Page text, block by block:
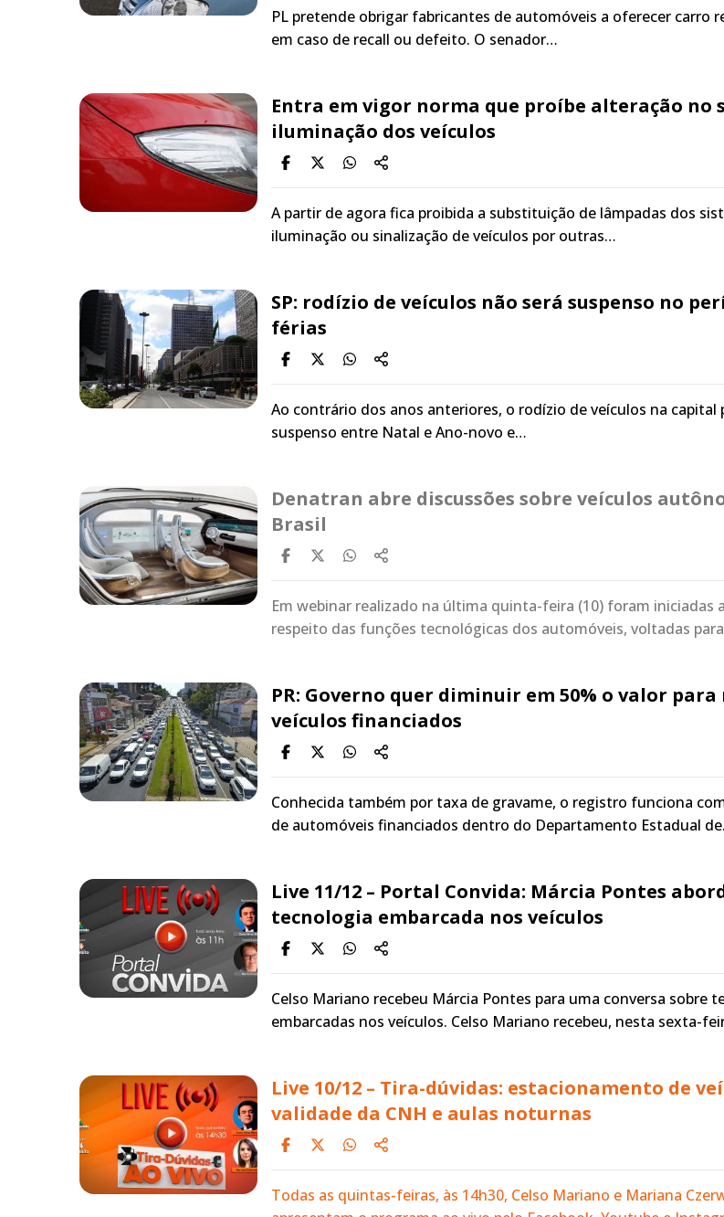
PL pretende obrigar fabricantes de automóveis a oferecer carro
em caso de recall ou defeito. O senador…
Entra em vigor norma que proíbe alteração no
iluminação dos veículos
A partir de agora fica proibida a substituição de lâmpadas dos
iluminação ou sinalização de veículos por outras…
SP: rodízio de veículos não será suspenso no
férias
Ao contrário dos anos anteriores, o rodízio de veículos na capital
suspenso entre Natal e Ano-novo e…
Denatran abre discussões sobre veículos
Brasil
Em webinar realizado na última quinta-feira (10) foram iniciadas
respeito das funções tecnológicas dos automóveis, voltadas
PR: Governo quer diminuir em 50% o valor
veículos financiados
Conhecida também por taxa de gravame, o registro funciona
de automóveis financiados dentro do Departamento Estadual
Live 11/12 – Portal Convida: Márcia Pontes
tecnologia embarcada nos veículos
Celso Mariano recebeu Márcia Pontes para uma conversa sobre
embarcadas nos veículos. Celso Mariano recebeu, nesta sexta-
Live 10/12 – Tira-dúvidas: estacionamento de
validade da CNH e aulas noturnas
Todas as quintas-feiras, às 14h30, Celso Mariano e Mariana